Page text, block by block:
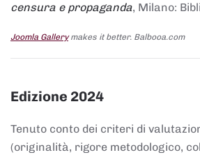
censura e propaganda, Milano:
Joomla Gallerymakes it better. Balbooa.com
Edizione 2024
Tenuto conto dei criteri di
(originalità, rigore metodologico,